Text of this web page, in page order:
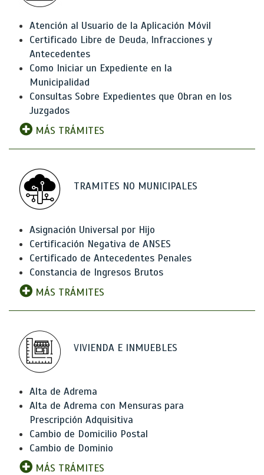
Atención al Usuario de la Aplicación Móvil
Certificado Libre de Deuda, Infracciones y
Antecedentes
Como Iniciar un Expediente en la
Municipalidad
Consultas Sobre Expedientes que Obran en los
Juzgados
MÁS TRÁMITES
TRAMITES NO MUNICIPALES
Asignación Universal por Hijo
Certificación Negativa de ANSES
Certificado de Antecedentes Penales
Constancia de Ingresos Brutos
MÁS TRÁMITES
VIVIENDA E INMUEBLES
Alta de Adrema
Alta de Adrema con Mensuras para
Prescripción Adquisitiva
Cambio de Domicilio Postal
Cambio de Dominio
MÁS TRÁMITES